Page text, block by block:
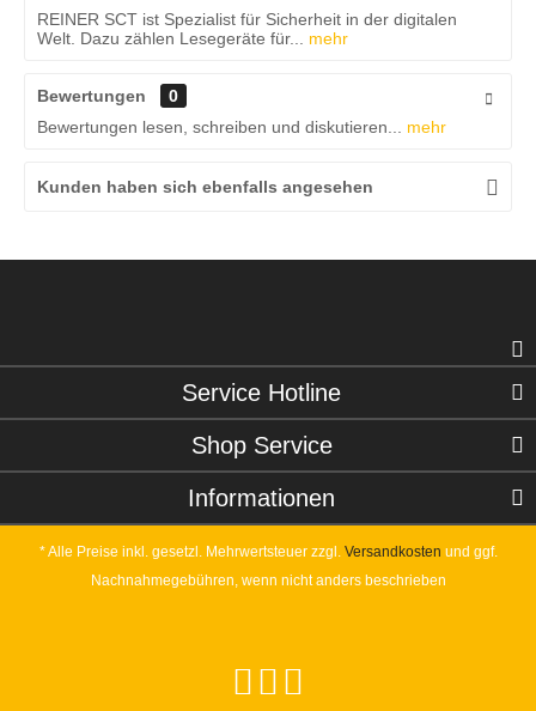
REINER SCT ist Spezialist für Sicherheit in der digitalen
Welt. Dazu zählen Lesegeräte für...
mehr
Bewertungen
0
Bewertungen lesen, schreiben und diskutieren...
mehr
Kunden haben sich ebenfalls angesehen
Service Hotline
Shop Service
Informationen
* Alle Preise inkl. gesetzl. Mehrwertsteuer zzgl. Versandkosten und ggf.
Nachnahmegebühren, wenn nicht anders beschrieben